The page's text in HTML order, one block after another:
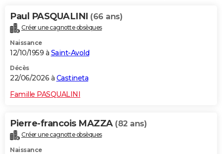
Alimentation
Guide de la santé
Maladies
Médicaments
Sommeil
VOYAGE
Destinations
City break
Voyage nature
Voyage de noces
Forum
Climat
+PHOTO
GUIDES D'ACHAT
Carte de Noël
Carte Bonne année
Carte Saint-Valentin
Carte Pâques
Carte d'anniversaire
DICTIONNAIRE
Dictionnaire
Biographies
Citations
Expressions
Proverbes
PROGRAMME TV
Paul PASQUALINI (66 ans)
Créer une cagnotte obsèques
Naissance
12/10/1959 à Saint-Avold
Décès
22/06/2026 à Castineta
Famille PASQUALINI
Pierre-francois MAZZA (82 ans)
Créer une cagnotte obsèques
Naissance